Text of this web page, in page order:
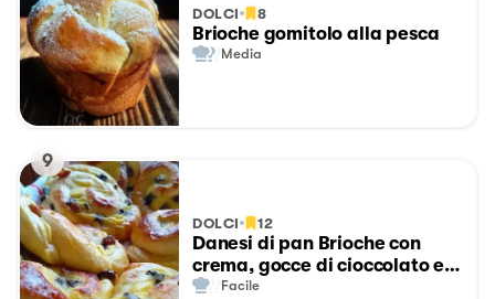
DOLCI 8
Brioche gomitolo alla pesca
Media
9
DOLCI 12
Danesi di pan Brioche con
crema, gocce di cioccolato e
uvetta😋
Facile